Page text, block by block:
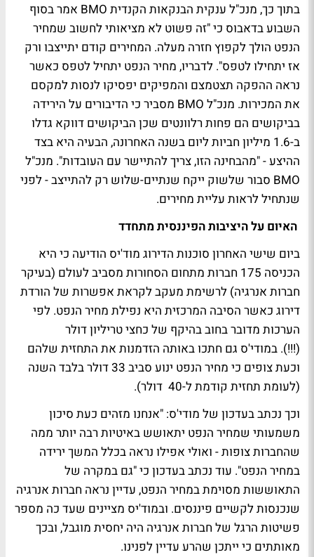
בתוך כך, מנכ"ל ענקית הבנקאות הקנדית BMO אמר בסוף
השבוע בדאבוס כי "זה פשוט לא מציאותי לחשוב שמחיר
הנפט הולך לקפוץ חזרה מעלה. המחירים קודם יתייצבו ורק
אז יתחילו לטפס". לדבריו, מחיר הנפט יתחיל לטפס כאשר
נראה ההפקה תצטמצם והמפיקים יפסיקו לנסות למקסם
את המכירות. מנכ"ל BMO מסביר כי הדיבורים על הירידה
בביקושים הם פחות רלוונטים שכן הביקושים דווקא גדלו
ב-1.6 מיליון חביות ליום בשנה האחרונה, הבעיה היא בצד
ההיצע - "מהבחינה הזו, צריך להתיישר עם העובדות". מנכ"ל
BMO סבור שלשוק ייקח שנתיים-שלוש רק להתייצב - לפני
שנתחיל לראות עליית מחירים.
האיום על היציבות הפיננסית מתחדד
ביום שישי האחרון סוכנות הדירוג מוד'יס הודיעה כי היא
הכניסה 175 חברות מתחום הסחורות מסביב לעולם (בעיקר
חברות אנרגיה) לרשימת מעקב לקראת אפשרות של הורדת
דירוג כאשר הסיבה המרכזית היא נפילת מחיר הנפט. לפי
הערכות מדובר בחוב בהיקף של כחצי טריליון דולר
(!!!). במודי'ס גם חתכו באותה הזדמנות את התחזית שלהם
וכעת צופים כי מחיר הנפט ינוע סביב 33 דולר בלבד השנה
(לעומת תחזית קודמת ל-40 דולר).
וכך נכתב בעדכון של מודי'ס: "אנחנו מזהים כעת סיכון
משמעותי שמחיר הנפט יתאושש באיטיות רבה יותר ממה
שהחברות צופות - ואולי אפילו נראה בכלל המשך ירידה
במחיר הנפט". עוד נכתב בעדכון כי "גם במקרה של
התאוששות מסוימת במחיר הנפט, עדיין נראה חברות אנרגיה
שנכנסות לקשיים פיננסים. ובמוד'יס מציינים שעד כה מספר
פשיטות הרגל של חברות אנרגיה היה יחסית מוגבל, ובכך
מאותתים כי ייתכן שהרע עדיין לפנינו.